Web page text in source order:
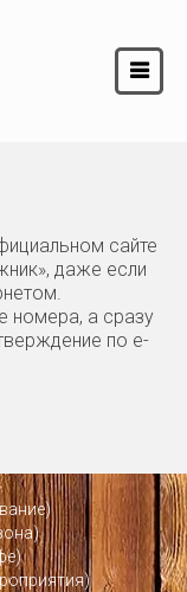
сайте
даже если
номера, а сразу
по e-